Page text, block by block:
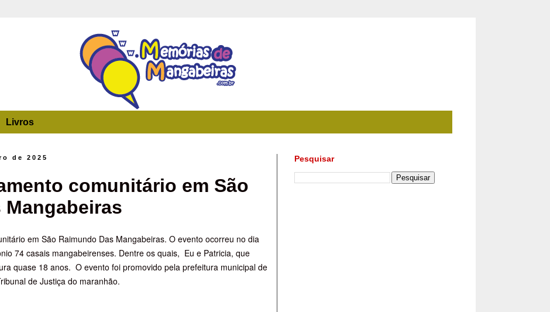
Livros
de 2025
comunitário em São
em São Raimundo Das Mangabeiras. O evento ocorreu no dia
74 casais mangabeirenses. Dentre os quais, Eu e Patricia, que
quase 18 anos. O evento foi promovido pela prefeitura municipal de
de Justiça do maranhão.
Pesquisar